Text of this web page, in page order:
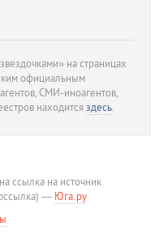
на страницах
официальным
СМИ-иноагентов,
находитсяздесь.
ссылка на источник
— Юга.ру